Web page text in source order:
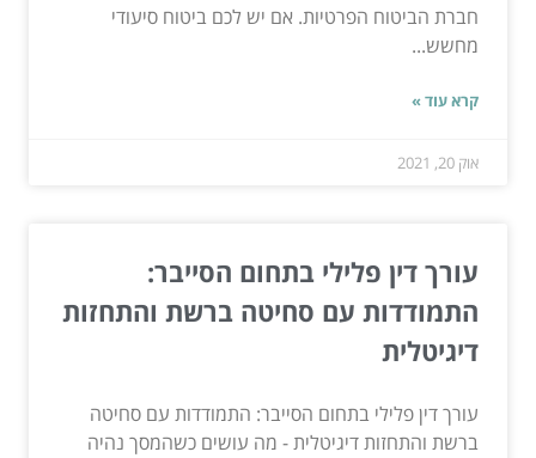
חברת הביטוח הפרטיות. אם יש לכם ביטוח סיעודי
מחשש...
קרא עוד »
אוק 20, 2021
עורך דין פלילי בתחום הסייבר:
התמודדות עם סחיטה ברשת והתחזות
דיגיטלית
עורך דין פלילי בתחום הסייבר: התמודדות עם סחיטה
ברשת והתחזות דיגיטלית - מה עושים כשהמסך נהיה